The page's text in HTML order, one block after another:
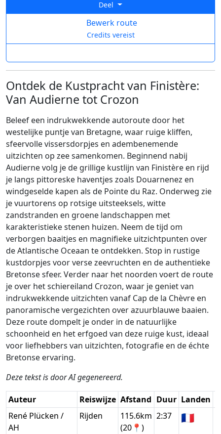
Deel
Bewerk route
Credits vereist
Ontdek de Kustpracht van Finistère:
Van Audierne tot Crozon
Beleef een indrukwekkende autoroute door het
westelijke puntje van Bretagne, waar ruige kliffen,
sfeervolle vissersdorpjes en adembenemende
uitzichten op zee samenkomen. Beginnend nabij
Audierne volg je de grillige kustlijn van Finistère en rijd
je langs pittoreske haventjes zoals Douarnenez en
windgeselde kapen als de Pointe du Raz. Onderweg zie
je vuurtorens op rotsige uitsteeksels, witte
zandstranden en groene landschappen met
karakteristieke stenen huizen. Neem de tijd om
verborgen baaitjes en magnifieke uitzichtpunten over
de Atlantische Oceaan te ontdekken. Stop in rustige
kustdorpjes voor verse zeevruchten en de authentieke
Bretonse sfeer. Verder naar het noorden voert de route
je over het schiereiland Crozon, waar je geniet van
indrukwekkende uitzichten vanaf Cap de la Chèvre en
panoramische vergezichten over azuurblauwe baaien.
Deze route dompelt je onder in de natuurlijke
schoonheid en het erfgoed van deze ruige kust, ideaal
voor liefhebbers van uitzichten, fotografie en de échte
Bretonse ervaring.
Deze tekst is door AI gegenereerd.
Auteur Reiswijze Afstand Duur Landen
René Plücken /
AH
Rijden
115.6km
(20📍)
2:37 🇫🇷